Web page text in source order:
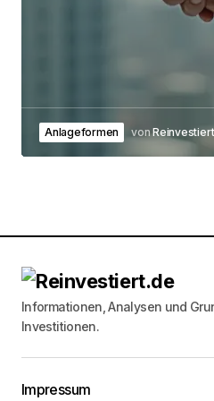
Anlageformen von Reinvestiert
Informationen, Analysen und
Investitionen.
Impressum